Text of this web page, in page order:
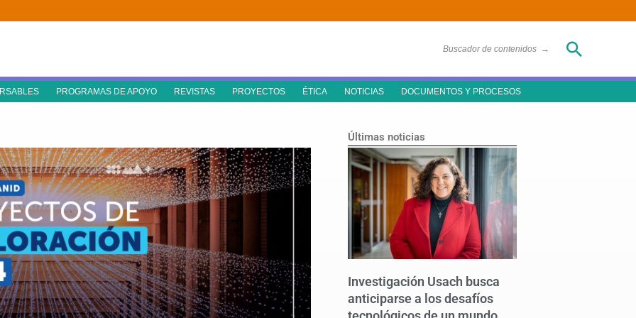
Buscador de contenidos → Buscar
PROGRAMAS DE APOYO REVISTAS PROYECTOS ÉTICA NOTICIAS DOCUMENTOS Y PROCESOS
Últimas noticias
Investigación Usach busca
anticiparse a los desafíos